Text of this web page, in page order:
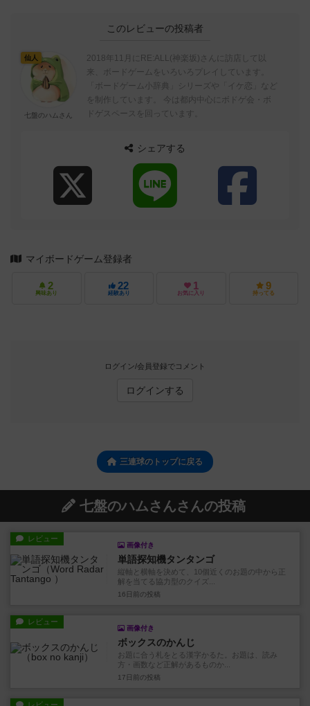
このレビューの投稿者
仙人
七盤のハムさん
2018年11月にRE:ALL(神楽坂)さんに訪店して以
来、ボードゲームをいろいろプレイしています。
「ボードゲーム小辞典」シリーズや「イケ恋」など
を制作しています。 今は都内中心にボドゲ会・ボ
ドゲスペースを回っています。
シェアする
マイボードゲーム登録者
2
興味あり
22
経験あり
1
お気に入り
9
持ってる
ログイン/会員登録でコメント
ログインする
三連球のトップに戻る
七盤のハムさんさんの投稿
レビュー
画像付き
単語探知機タンタンゴ
縦軸と横軸を決めて、10個近くのお題の中から正
解を当てる協力型のクイズ...
16日前 の投稿
レビュー
画像付き
ボックスのかんじ
お題に合う札をとる漢字かるた。お題は、読み
方・画数など正解があるものか...
17日前 の投稿